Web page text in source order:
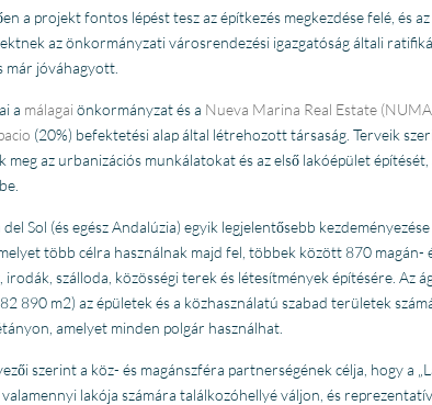
a projekt fontos lépést tesz az építkezés megkezdése felé, és
az önkormányzati városrendezési igazgatóság általi
már jóváhagyott.
a málagai önkormányzat és a Nueva Marina Real Estate (NUMA
(20%) befektetési alap által létrehozott társaság. Terveik
meg az urbanizációs munkálatokat és az első lakóépület
del Sol (és egész Andalúzia) egyik legjelentősebb
több célra használnak majd fel, többek között 870 magán-
szálloda, közösségi terek és létesítmények építésére. Az
890 m2) az épületek és a közhasználatú szabad területek
amelyet minden polgár használhat.
szerint a köz- és magánszféra partnerségének célja, hogy a
lakója számára találkozóhellyé váljon, és